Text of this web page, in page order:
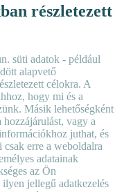
részletezett
süti adatok - például
alapvető
célokra. A
hogy mi és a
Másik lehetőségként
vagy a
juthat, és
csak erre a weboldalra
adatainak
az Ön
jellegű adatkezelés